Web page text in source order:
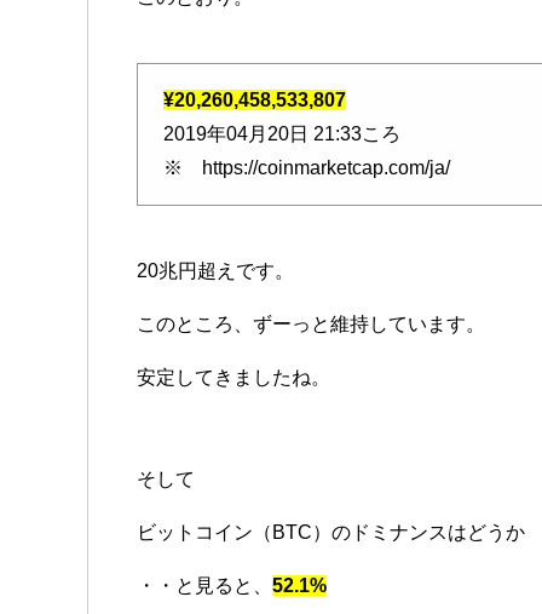
¥20,260,458,533,807
2019年04月20日 21:33ころ
※ https://coinmarketcap.com/ja/
20兆円超えです。
このところ、ずーっと維持しています。
安定してきましたね。
そして
ビットコイン（BTC）のドミナンスはどうか
・・と見ると、 52.1%